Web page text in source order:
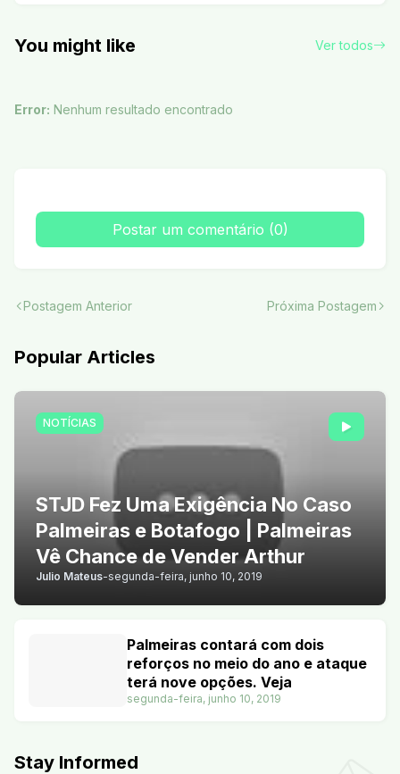
You might like Ver todos
Error: Nenhum resultado encontrado
Postar um comentário (0)
Postagem Anterior Próxima Postagem
Popular Articles
NOTÍCIAS
STJD Fez Uma Exigência No Caso
Palmeiras e Botafogo | Palmeiras
Vê Chance de Vender Arthur
Julio Mateus-segunda-feira, junho 10, 2019
Palmeiras contará com dois
reforços no meio do ano e ataque
terá nove opções. Veja
segunda-feira, junho 10, 2019
Stay Informed